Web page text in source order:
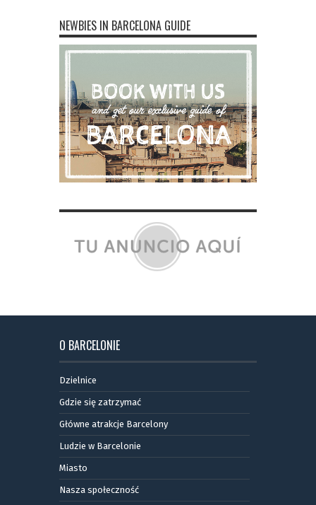
NEWBIES IN BARCELONA GUIDE
O BARCELONIE
Dzielnice
Gdzie się zatrzymać
Główne atrakcje Barcelony
Ludzie w Barcelonie
Miasto
Nasza społeczność